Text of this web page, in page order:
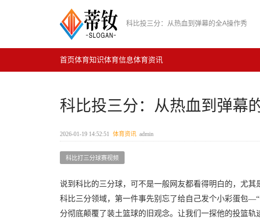
科比投三分：从热血到弹幕的全A操作秀
首页体育知识体育信息体育资讯
科比投三分：从热血到弹幕
2026-01-19 14:52:51 体育资讯 admin
科比打三分球赛视频
说到科比的三分球，可不是一般网友都看得明白的，尤
科比三分领域，第一件事先别忘了给自己发个小彩蛋包
分彻底颠覆了装土篮球的旧观念。让我们一探他的投篮